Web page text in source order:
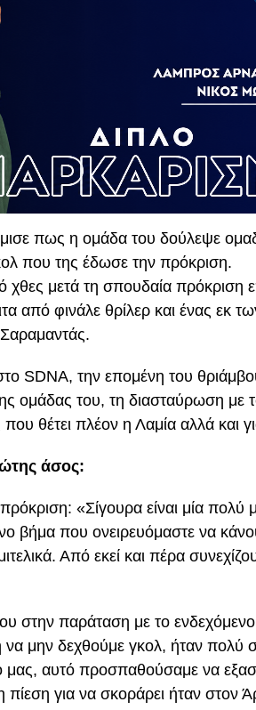
πως η ομάδα του δούλεψε
που της έδωσε την πρόκριση.
χθες μετά τη σπουδαία πρόκριση
από φινάλε θρίλερ και ένας εκ
SDNA, την επομένη του
ομάδας του, τη διασταύρωση με
θέτει πλέον η Λαμία αλλά και
άσος:
«Σίγουρα είναι μία πολύ
βήμα που ονειρευόμαστε να
Από εκεί και πέρα
στην παράταση με το
μην δεχθούμε γκολ, ήταν πολύ
μας, αυτό προσπαθούσαμε να
για να σκοράρει ήταν στον